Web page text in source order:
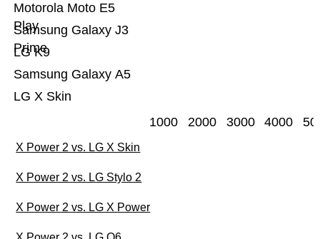
LG X Skin
Samsung Galaxy A5
LG K9
Samsung Galaxy J3
Prime
Motorola Moto E5
Play
1000 2000 3000 4000
X Power 2 vs. LG X Skin
X Power 2 vs. LG Stylo 2
X Power 2 vs. LG X Power